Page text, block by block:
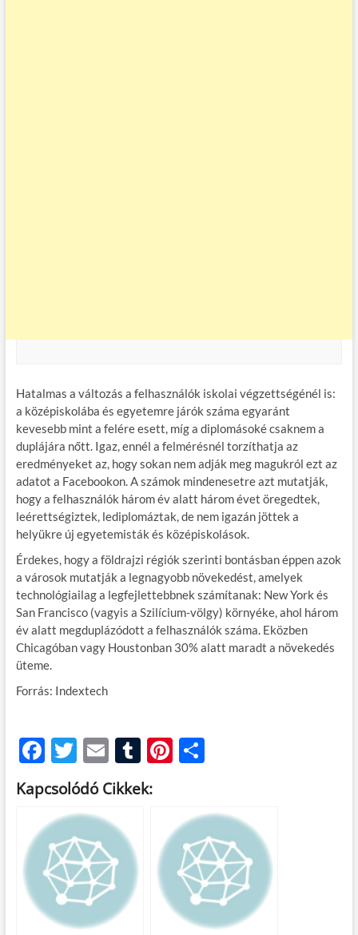
Hatalmas a változás a felhasználók iskolai végzettségénél is:
a középiskolába és egyetemre járók száma egyaránt
kevesebb mint a felére esett, míg a diplomásoké csaknem a
duplájára nőtt. Igaz, ennél a felmérésnél torzíthatja az
eredményeket az, hogy sokan nem adják meg magukról ezt az
adatot a Facebookon. A számok mindenesetre azt mutatják,
hogy a felhasználók három év alatt három évet öregedtek,
leérettségiztek, lediplomáztak, de nem igazán jöttek a
helyükre új egyetemisták és középiskolások.
Érdekes, hogy a földrajzi régiók szerinti bontásban éppen azok
a városok mutatják a legnagyobb növekedést, amelyek
technológiailag a legfejlettebbnek számítanak: New York és
San Francisco (vagyis a Szilícium-völgy) környéke, ahol három
év alatt megduplázódott a felhasználók száma. Eközben
Chicagóban vagy Houstonban 30% alatt maradt a növekedés
üteme.
Forrás: Indextech
F
ac
e
b
o
o
k
T
w
itt
er
E
m
ail
T
u
m
Pi
es
O
m
e
g
Kapcsolódó Cikkek: